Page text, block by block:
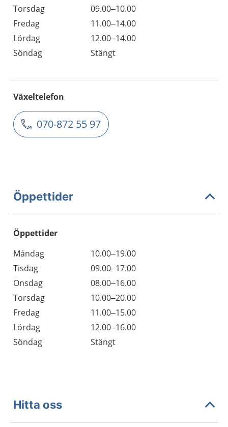
Torsdag
09.00–10.00
Fredag
11.00–14.00
Lördag
12.00–14.00
Söndag
Stängt
Växeltelefon
070-872 55 97
Öppettider
Öppettider
Dag
Öppettider
Kommentarer
Måndag
10.00–19.00
Tisdag
09.00–17.00
Onsdag
08.00–16.00
Torsdag
10.00–20.00
Fredag
11.00–15.00
Lördag
12.00–16.00
Söndag
Stängt
Hitta oss